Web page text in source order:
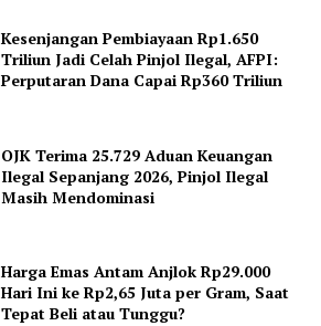
Kesenjangan Pembiayaan Rp1.650
Triliun Jadi Celah Pinjol Ilegal, AFPI:
Perputaran Dana Capai Rp360 Triliun
OJK Terima 25.729 Aduan Keuangan
Ilegal Sepanjang 2026, Pinjol Ilegal
Masih Mendominasi
Harga Emas Antam Anjlok Rp29.000
Hari Ini ke Rp2,65 Juta per Gram, Saat
Tepat Beli atau Tunggu?